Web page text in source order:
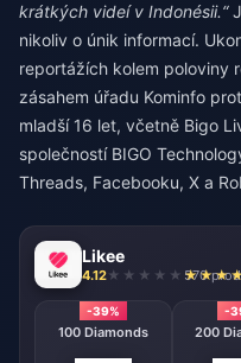
krátkých videí v Indonésii.“
nikoliv o únik informací.
reportážích kolem poloviny
zásahem úřadu Kominfo
mladší 16 let, včetně Bigo
společností BIGO
Threads, Facebooku, X a
Likee
4.12 570
-39%
100 Diamonds
-
200